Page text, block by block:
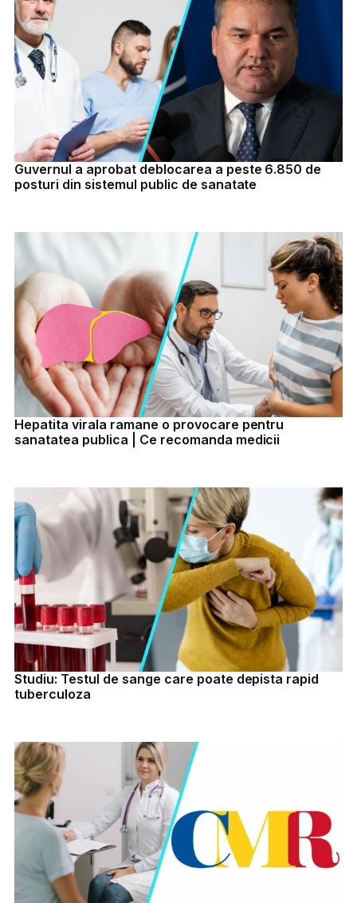
Guvernul a aprobat deblocarea a peste 6.850 de
posturi din sistemul public de sanatate
Hepatita virala ramane o provocare pentru
sanatatea publica | Ce recomanda medicii
Studiu: Testul de sange care poate depista rapid
tuberculoza